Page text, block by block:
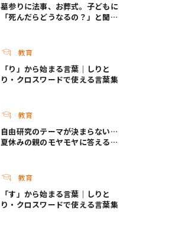
墓参りに法事、お葬式。子どもに
「死んだらどうなるの？」と聞か
教育
「り」から始まる言葉｜しりと
り・クロスワードで使える言葉集
教育
自由研究のテーマが決まらない…
夏休みの親のモヤモヤに答える！
教育
「す」から始まる言葉｜しりと
り・クロスワードで使える言葉集